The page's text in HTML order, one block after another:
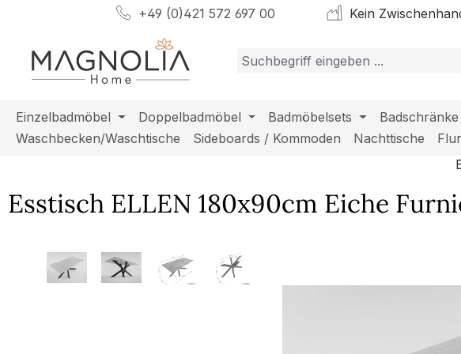
Hauptinhalt springen
Zur Suche springen
Zur Hauptnavigation springen+49 (0)421 572 697 00 Kein
Einzelbadmöbel Doppelbadmöbel Badmöbelsets Badschränke
Waschbecken/Waschtische
Sideboards / Kommoden Nachttische Flur
Esstisch ELLEN 180x90cm Eiche
Bildergalerie überspringen